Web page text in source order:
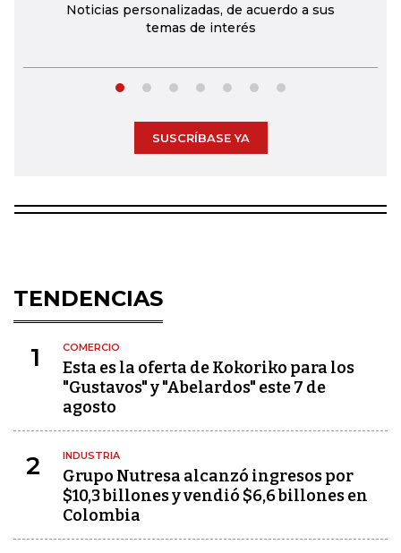
Noticias personalizadas, de acuerdo a sus
temas de interés
SUSCRÍBASE YA
TENDENCIAS
1 COMERCIO
Esta es la oferta de Kokoriko para los
"Gustavos" y "Abelardos" este 7 de
agosto
2 INDUSTRIA
Grupo Nutresa alcanzó ingresos por
$10,3 billones y vendió $6,6 billones en
Colombia